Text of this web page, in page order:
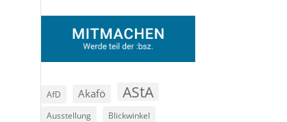
AfD Akafö AStA
Ausstellung Blickwinkel